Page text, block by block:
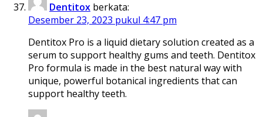
Dentitox berkata:
Desember 23, 2023 pukul 4:47 pm
Dentitox Pro is a liquid dietary solution created as a
serum to support healthy gums and teeth. Dentitox
Pro formula is made in the best natural way with
unique, powerful botanical ingredients that can
support healthy teeth.